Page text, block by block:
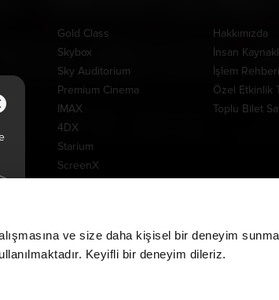
ve size daha kişisel bir deneyim
Keyifli bir deneyim dileriz.
Gold Class
Skybox
Sky Auditorium
Premium Cinema
IMAX
4DX
Starium
ScreenX
Hakkımızda
İnsan
İşlem Rehberi
Özel Etkinlik
Toplu Bilet
CGV
İşlemleri